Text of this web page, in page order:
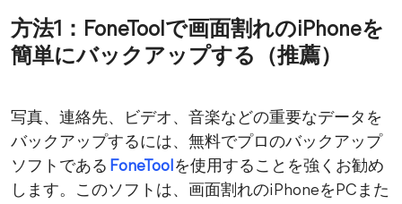
方法1：FoneToolで画面割れのiPhoneを
簡単にバックアップする（推薦）
写真、連絡先、ビデオ、音楽などの重要なデータを
バックアップするには、無料でプロのバックアップ
ソフトである FoneTool を使用することを強くお勧め
します。このソフトは、画面割れのiPhoneをPCまた